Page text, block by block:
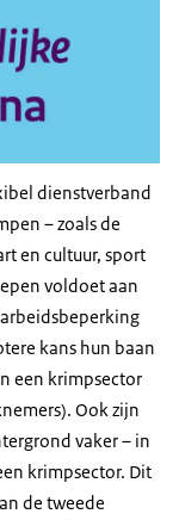
dienstverband
– zoals de
en cultuur, sport
voldoet aan
kans hun baan
een krimpsector
Ook zijn
vaker – in
krimpsector. Dit
de tweede